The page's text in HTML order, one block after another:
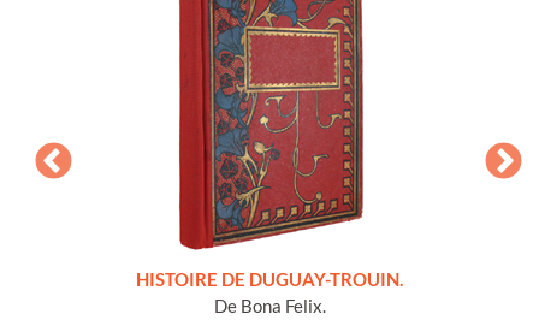
HISTOIRE DE DUGUAY-TROUIN.
De Bona Felix.